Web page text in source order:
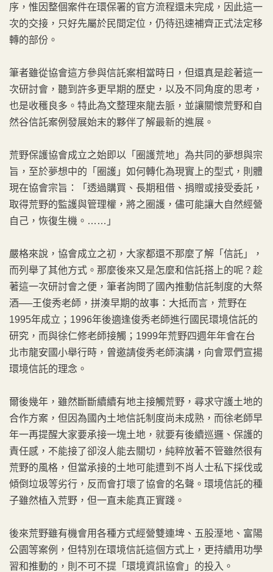
序，惟因整個案件在環保署的官方流程還未完成，因此這一
次的交接，只好先屬於民間定位，仍待迅速補齊正式法定移
轉的部份。
筆者雖從協會這方參與信託案相當時日，但還真是趁著這一
次研討會，聽到許多更早期的歷史，以及不同角度的思考，
也是收穫良多。特此為文整理來龍去脈，並讓關懷荒野和自
然谷信託案例發展始末的夥伴了解最新的進展。
荒野保護協會成立之始即以「圈護荒地」為共同的夢想與宗
旨，至於夢想中的「圈護」如何轉化為現實上的型式，則體
現在協會宗旨：「透過購買、長期租借、捐贈或接受委託，
取得荒野的監護與管理權，將之圈護，儘可能讓大自然經營
自己，恢復生機。……」
嚴格來說，協會成立之初，大家都還不那麼了解「信託」，
而列舉了其他方式。那麼後來又是怎麼和信託搭上的呢？趁
著這一次研討會之便，筆者詢問了國內推動信託制度的大祭
酒──王俊秀老師，拼湊早期的故事：大抵而言，荒野在
1995年成立；1996年後適逢俊秀老師進行國民環境信託的
研究，而與徐仁修老師接觸；1999年荒野四週年年會在台
北市龍安國小舉行時，曾邀請俊秀老師演講，向會眾們宣揚
環境信託的理念。
爾後幾年，雖然斷斷續續有地主接觸荒野，尋求守護土地的
合作方案，但因為國內土地信託制度尚未成熟，而徐老師早
年一再提醒大家要承接一塊土地，就要有後續巡邏、保護的
責任感，不能接了卻沒人能去關切，純粹放著不管雖然很有
荒野的風格，但當承接的土地可能遭到不肖人士私下採伐或
傾倒垃圾等劣行，反而會打壞了協會的名聲。環境信託的種
子雖然植入荒野，但一直未能真正實踐。
後來荒野雖有機會用各種方式經營雙連埤、五股溼地、富陽
公園等案例，但特別在環境信託這個方式上，更持續用功學
習和推動的，則不可不提「環境資訊協會」的投入。